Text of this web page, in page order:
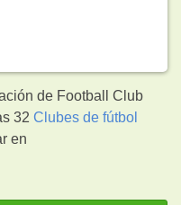
de Football Club
32Clubes de fútbol
en